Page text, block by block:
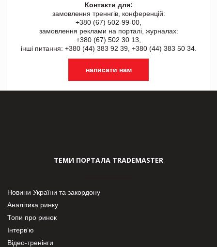
Контакти для:
замовлення треннгів, конференцій:
+380 (67) 502-99-00,
замовлення реклами на порталі, журналах:
+380 (67) 502 30 13,
інші питання: +380 (44) 383 92 39, +380 (44) 383 50 34.
написати нам
ТЕМИ ПОРТАЛА TRADEMASTER
Новини України та закордону
Аналітика ринку
Топи про ринок
Інтерв’ю
Відео-тренінги